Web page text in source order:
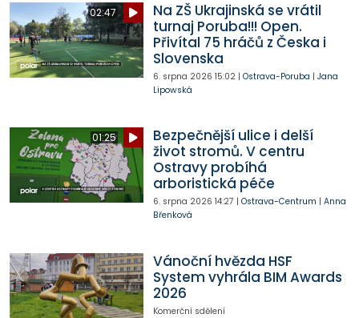
02:47
Na ZŠ Ukrajinská se vrátil
turnaj Poruba!!! Open.
Přivítal 75 hráčů z Česka i
Slovenska
6. srpna 2026 15:02| Ostrava-Poruba | Jana
Lipowská
01:25
Bezpečnější ulice i delší
život stromů. V centru
Ostravy probíhá
arboristická péče
6. srpna 2026 14:27 | Ostrava-Centrum | Anna
Břenková
Vánoční hvězda HSF
System vyhrála BIM Awards
2026
Komerční sdělení